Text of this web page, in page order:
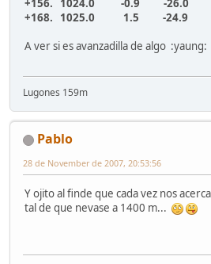
+156. 1024.0 -0.9 -26.0
+168. 1025.0 1.5 -24.9
A ver si es avanzadilla de algo :yaung:
Lugones 159m
Pablo
28 de November de 2007, 20:53:56
Y ojito al finde que cada vez nos
tal de que nevase a 1400 m...